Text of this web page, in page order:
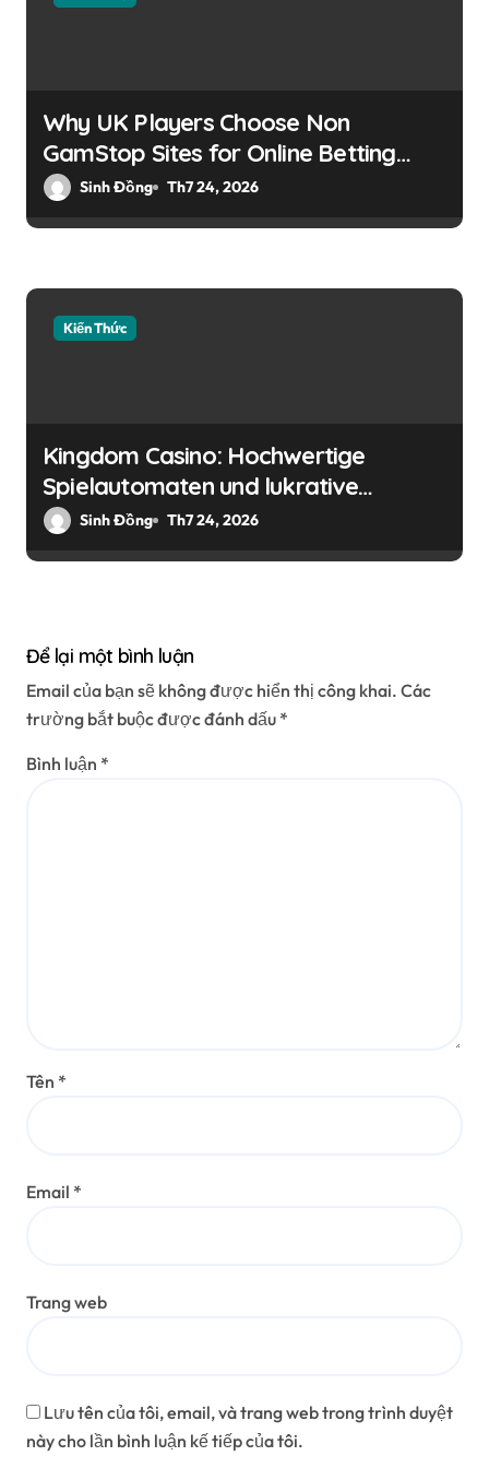
Why UK Players Choose Non
GamStop Sites for Online Betting
Flexibility
Sinh Đồng Th7 24, 2026
Kiến Thức
Kingdom Casino: Hochwertige
Spielautomaten und lukrative
Bonusangebote für deutsche Spieler
Sinh Đồng Th7 24, 2026
Để lại một bình luận
Email của bạn sẽ không được hiển thị công khai. Các
trường bắt buộc được đánh dấu *
Bình luận *
Tên *
Email *
Trang web
Lưu tên của tôi, email, và trang web trong trình duyệt
này cho lần bình luận kế tiếp của tôi.